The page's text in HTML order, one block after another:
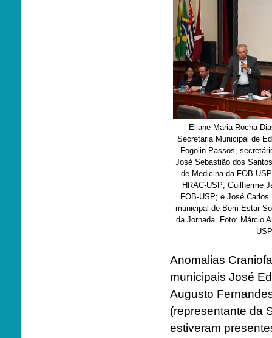
Eliane Maria Rocha
Secretaria Municipal de
Fogolin Passos,
José Sebastião dos
de Medicina da FOB-
HRAC-USP; Guilherme
FOB-USP; e José
municipal de Bem-Estar
da Jornada. Foto: Márcio
USP
Anomalias
municipais José
Augusto
(representante da
estiveram